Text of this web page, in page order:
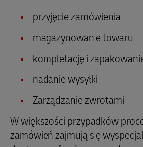
przyjęcie zamówienia
magazynowanie towaru
kompletację i
nadanie wysyłki
Zarządzanie zwrotami
W większości przypadków
zamówień zajmują się